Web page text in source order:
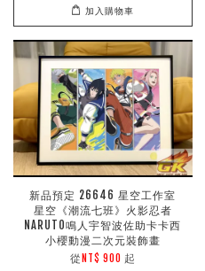
加入購物車
新品預定 26646 星空工作室
星空《潮流七班》火影忍者
NARUTO鳴人宇智波佐助卡卡西
小櫻動漫二次元裝飾畫
從 NT$ 900 起